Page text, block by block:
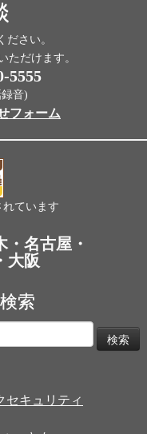
ださい。
ただけます。
5555
音)
フォーム
れています
名古屋・
大阪
索
セキュリティ